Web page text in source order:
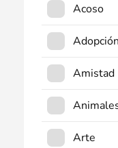
Acoso
Adopción
Amistad
Arte